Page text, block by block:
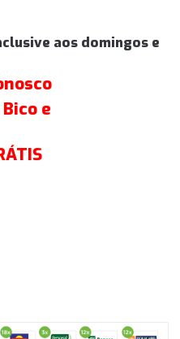
aos domingos e
e